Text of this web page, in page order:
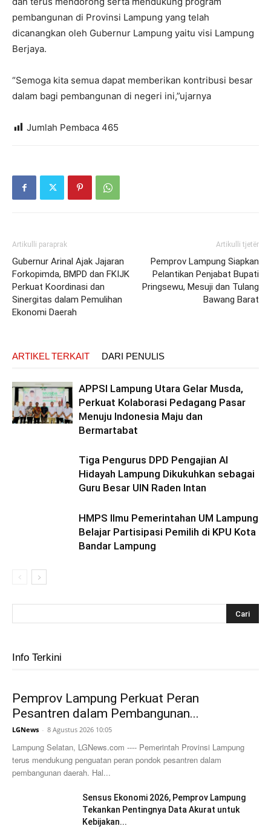
pembangunan di Provinsi Lampung yang telah
dicanangkan oleh Gubernur Lampung yaitu visi Lampung
Berjaya.
“Semoga kita semua dapat memberikan kontribusi besar
dalam bagi pembangunan di negeri ini,”ujarnya
Jumlah Pembaca 465
Artikulli paraprak
Gubernur Arinal Ajak Jajaran
Forkopimda, BMPD dan FKIJK
Perkuat Koordinasi dan
Sinergitas dalam Pemulihan
Ekonomi Daerah
Artikulli tjetër
Pemprov Lampung Siapkan
Pelantikan Penjabat Bupati
Pringsewu, Mesuji dan Tulang
Bawang Barat
ARTIKEL TERKAIT DARI PENULIS
APPSI Lampung Utara Gelar Musda,
Perkuat Kolaborasi Pedagang Pasar
Menuju Indonesia Maju dan
Bermartabat
Tiga Pengurus DPD Pengajian Al
Hidayah Lampung Dikukuhkan sebagai
Guru Besar UIN Raden Intan
HMPS Ilmu Pemerintahan UM Lampung
Belajar Partisipasi Pemilih di KPU Kota
Bandar Lampung
Info Terkini
Pemprov Lampung Perkuat Peran
Pesantren dalam Pembangunan...
LGNews - 8 Agustus 2026 10:05
Lampung Selatan, LGNews.com ---- Pemerintah Provinsi Lampung
terus mendukung penguatan peran pondok pesantren dalam
pembangunan daerah. Hal...
Sensus Ekonomi 2026, Pemprov Lampung
Tekankan Pentingnya Data Akurat untuk
Kebijakan...